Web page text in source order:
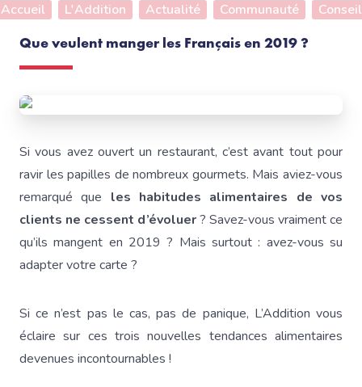
Accueil L'Addition Actualité Communauté Conseil
Que veulent manger les Français en 2019 ?
Si vous avez ouvert un restaurant, c’est avant tout pour
ravir les papilles de nombreux gourmets. Mais aviez-vous
remarqué que les habitudes alimentaires de vos
clients ne cessent d’évoluer? Savez-vous vraiment ce
qu’ils mangent en 2019 ? Mais surtout : avez-vous su
adapter votre carte ?
Si ce n’est pas le cas, pas de panique, L’Addition vous
éclaire sur ces trois nouvelles tendances alimentaires
devenues incontournables !